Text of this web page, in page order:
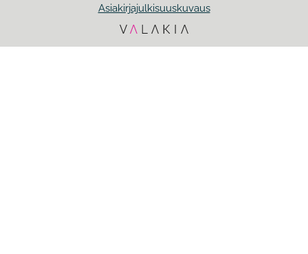
Asiakirjajulkisuuskuvaus